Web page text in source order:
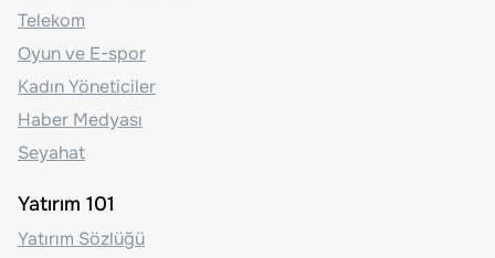
Telekom
Oyun ve E-spor
Kadın Yöneticiler
Haber Medyası
Seyahat
Yatırım 101
Yatırım Sözlüğü